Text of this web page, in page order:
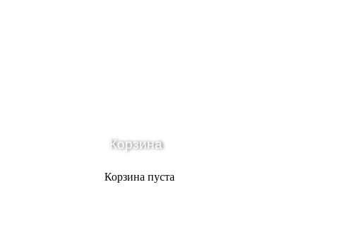
Корзина
Корзина пуста